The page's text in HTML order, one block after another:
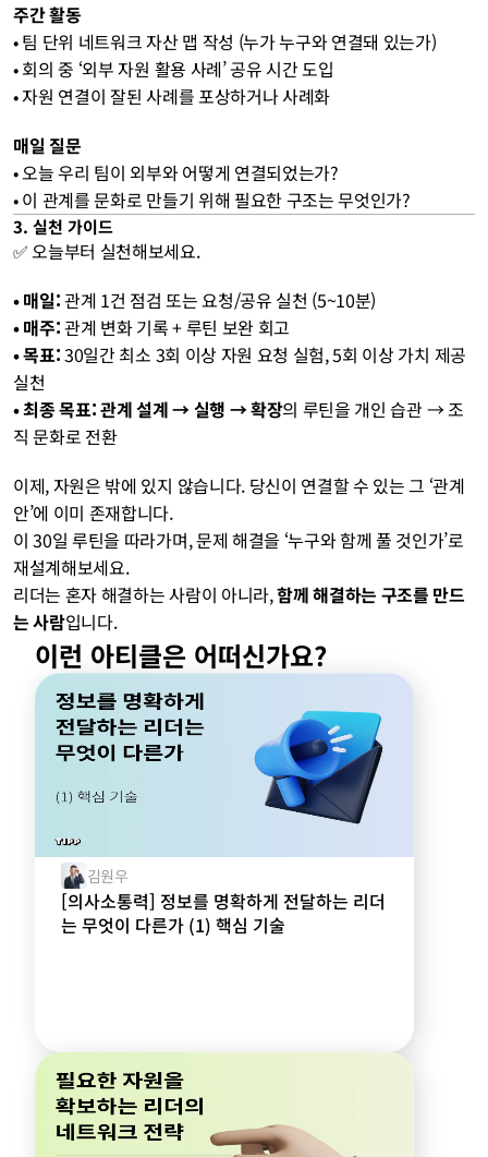
주간 활동
• 팀 단위 네트워크 자산 맵 작성 (누가 누구와 연결돼 있는가)
• 회의 중 ‘외부 자원 활용 사례’ 공유 시간 도입
• 자원 연결이 잘된 사례를 포상하거나 사례화
매일 질문
• 오늘 우리 팀이 외부와 어떻게 연결되었는가?
• 이 관계를 문화로 만들기 위해 필요한 구조는 무엇인가?
3. 실천 가이드
✅ 오늘부터 실천해보세요.
• 매일: 관계 1건 점검 또는 요청/공유 실천 (5~10분)
• 매주: 관계 변화 기록 + 루틴 보완 회고
• 목표: 30일간 최소 3회 이상 자원 요청 실험, 5회 이상 가치 제공
실천
• 최종 목표:관계 설계 → 실행 → 확장의 루틴을 개인 습관 → 조
직 문화로 전환
이제, 자원은 밖에 있지 않습니다. 당신이 연결할 수 있는 그 ‘관계
안’에 이미 존재합니다.
이 30일 루틴을 따라가며, 문제 해결을 ‘누구와 함께 풀 것인가’로
재설계해보세요.
리더는 혼자 해결하는 사람이 아니라, 함께 해결하는 구조를 만드
는 사람입니다.
이런 아티클은 어떠신가요?
김원우
[의사소통력] 정보를 명확하게 전달하는 리더
는 무엇이 다른가 (1) 핵심 기술